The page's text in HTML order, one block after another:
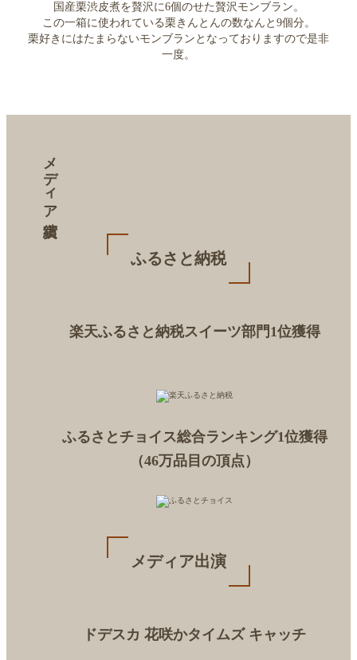
国産栗渋皮煮を贅沢に6個のせた贅沢モンブラン。
この一箱に使われている栗きんとんの数なんと9個分。
栗好きにはたまらないモンブランとなっておりますので是非
一度。
メディア実績
ふるさと納税
楽天ふるさと納税スイーツ部門1位獲得
ふるさとチョイス総合ランキング1位獲得
（46万品目の頂点）
メディア出演
ドデスカ 花咲かタイムズ キャッチ